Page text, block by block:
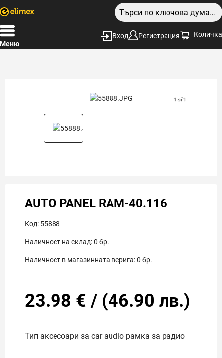
Меню
Вход Регистрация Количка
1 of 1
AUTO PANEL RAM-40.116
Код: 55888
Наличност на склад:0 бр.
Наличност в магазинната верига:0 бр.
23.98 € / (46.90 лв.)
Тип аксесоари за car audio рамка за радио